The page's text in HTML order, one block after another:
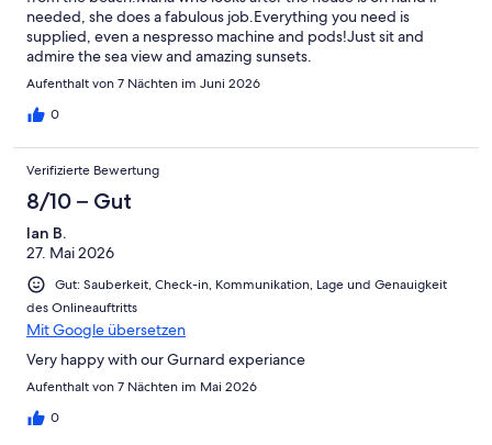
needed, she does a fabulous job.Everything you need is
supplied, even a nespresso machine and pods!Just sit and
admire the sea view and amazing sunsets.
Aufenthalt von 7 Nächten im Juni 2026
0
Verifizierte Bewertung
8/10 – Gut
Ian B.
27. Mai 2026
Gut: Sauberkeit, Check-in, Kommunikation, Lage und Genauigkeit
des Onlineauftritts
Mit Google übersetzen
Very happy with our Gurnard experiance
Aufenthalt von 7 Nächten im Mai 2026
0